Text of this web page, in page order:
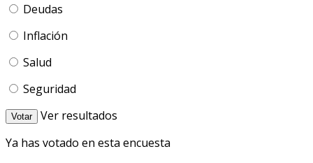
Deudas
Inflación
Salud
Seguridad
Votar
Ver resultados
Ya has votado en esta encuesta